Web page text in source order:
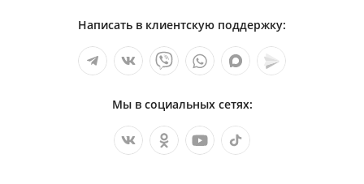
Написать в клиентскую поддержку:
Мы в социальных сетях: